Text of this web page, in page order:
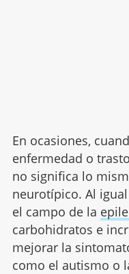
En ocasiones,
enfermedad o
no significa lo
neurotípico. Al
el campo de la
carbohidratos e
mejorar la
como el autismo o